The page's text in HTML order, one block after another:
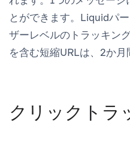
とができます。Liquidパ
ザーレベルのトラッキン
を含む短縮URLは、2か月
クリックトラ